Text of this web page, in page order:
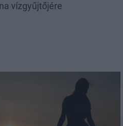
vízgyűjtőjére